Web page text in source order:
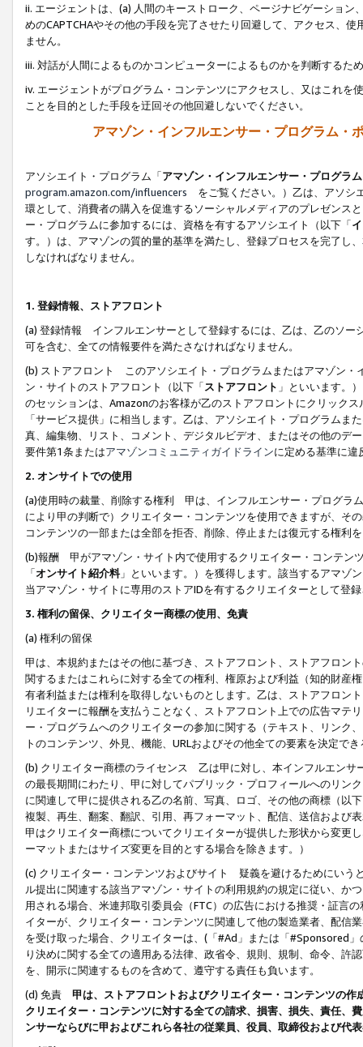
ii. エージェントは、(a) 人間のキーストローク、ページナビゲーショ
めのCAPTCHAやその他の手段を完了させたり回避して、アクセス、
ません。
iii. 対話が人間によるものかコンピューターによるものかを判断するた
iv. エージェントがプログラム・コンテンツにアクセスし、又はこれ
ことを目的とした手段を迂回その他回避しないでください。
アマゾン・インフルエンサー・プログラム・
アソシエイト・プログラム「アマゾン・インフルエンサー・プログラム
program.amazon.com/influencers をご覧ください。）乙は、アソシ
環として、消費者の購入を促進するソーシャルメディアのプレゼンス
ー・プログラムに参加するには、資格を有するアソシエイト（以下「
す。）は、アマゾンの質的量的基準を満たし、登録プロセスを完了し、
しなければなりません。
1. 登録情報、ストアフロント
(a) 登録情報 インフルエンサーとして登録するには、乙は、乙のソー
可を含む、全ての情報要件を満たさなければなりません。
(b) ストアフロント このアソシエイト・プログラムまたはアマゾン・
ン・サイトのストアフロント（以下「ストアフロント 」といいます。
のセッションは、Amazonのお客様が乙のストアフロントにクリック
「サービス提供」に相当します。乙は、アソシエイト・プログラム
真、編集物、リスト、コメント、デジタルビデオ、またはその他のデ
要件第1条またはアマゾンコミュニティガイドラインに定める基準に違
2. オンサイトでの使用
(a)使用時の裁量、削除する権利 甲は、インフルエンサー・プログラ
により甲の判断で）クリエイター・コンテンツを使用できますが、そ
コンテンツの一部または全部を拒否、削除、停止または復元する権利
(b)報酬 甲がアマゾン・サイト内で使用するクリエイター・コンテン
「オンサイト紹介料」といいます。）を獲得します。該当するアマゾ
当アマゾン・サイトに専用のストアIDを有するクリエイターとして登
3. 権利の留保、クリエイター商標の使用、免責
(a) 権利の留保
甲は、本規約またはその他に基づき、ストアフロント、ストアフロン
関するまたはこれらに対する全ての権利、権原および利益（知的財産
有者利益または権利を取得しないものとします。乙は、ストアフロン
リエイターに報酬を支払うことなく、ストアフロント上での広告マテ
ー・プログラムへのクリエイターの参加に関する（テキスト、リンク
トのコンテンツ、外見、機能、URLおよびその他全ての要素を決定で
(b) クリエイター商標のライセンス 乙は甲に対し、本インフルエンサ
の最長期間にわたり、甲に対してパブリック・プロフィールへのリン
に関連して甲に提供される乙の名前、写真、ロゴ、その他の商標（以
複製、再生、翻案、翻訳、引用、再フォーマット、配信、送信および
甲はクリエイター商標についてクリエイターが提供した形状から変更
ーマットまたはサイズ変更を目的とする場合を除きます。）
(c) クリエイター・コンテンツおよびサイト 疑義を避けるためにいう
ル提出に関連する該当アマゾン・サイトの利用規約の規定に従い、か
用される場合、米連邦取引委員会（FTC）の広告における推奨・証言
イターが、クリエイター・コンテンツに関連して他の製造業者、配信
を受け取った場合、クリエイターは、(「#Ad」または「#Sponsored
り決めに関する全ての適用ある法律、政省令、規則、規制、命令、許
を、開示に関連するものを含めて、遵守する責任も負います。
(d) 免責 甲は、ストアフロントおよびクリエイター・コンテンツの
クリエイター・コンテンツに対する全ての請求、損害、損失、責任、
ンサーならびに甲およびこれら各社の従業員、役員、取締役および代